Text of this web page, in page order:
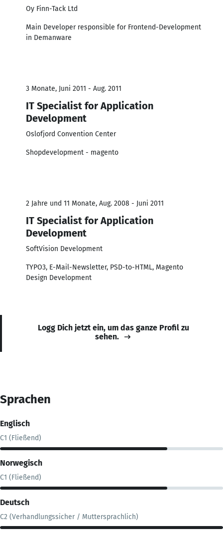
Oy Finn-Tack Ltd
Main Developer responsible for Frontend-Development
in Demanware
3 Monate, Juni 2011 - Aug. 2011
IT Specialist for Application
Development
Oslofjord Convention Center
Shopdevelopment - magento
2 Jahre und 11 Monate, Aug. 2008 - Juni 2011
IT Specialist for Application
Development
SoftVision Development
TYPO3, E-Mail-Newsletter, PSD-to-HTML, Magento
Design Development
Logg Dich jetzt ein, um das ganze Profil zu
sehen.
Sprachen
Englisch
C1 (Fließend)
Norwegisch
C1 (Fließend)
Deutsch
C2 (Verhandlungssicher / Muttersprachlich)